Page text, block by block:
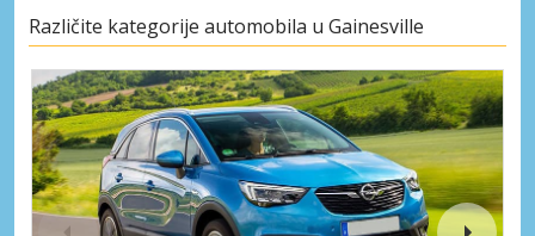
Različite kategorije automobila u Gainesville